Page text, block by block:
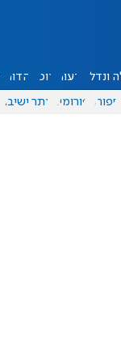
ונדל"ן דעות אוכל יהדות
ספורט פורומים אתר ישיבה